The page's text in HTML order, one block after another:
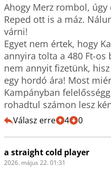
Ahogy Merz rombol, úgy
Reped ott is a máz.
várni!
Egyet nem értek, hogy
annyira tolta a 480 Ft-
nem annyit fizetünk,
egy hordó ára! Most
Kampányban
rohadtul számon lesz
Válasz erre 4 0
a straight cold player
2026. május 22. 01:31